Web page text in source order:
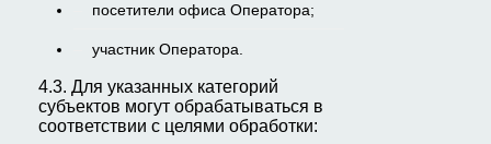
посетители офиса Оператора;
участник Оператора.
4.3. Для указанных категорий
субъектов могут обрабатываться в
соответствии с целями обработки: